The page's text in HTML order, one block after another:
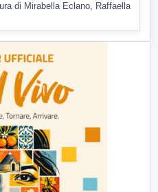
di Mirabella Eclano, Raffaella